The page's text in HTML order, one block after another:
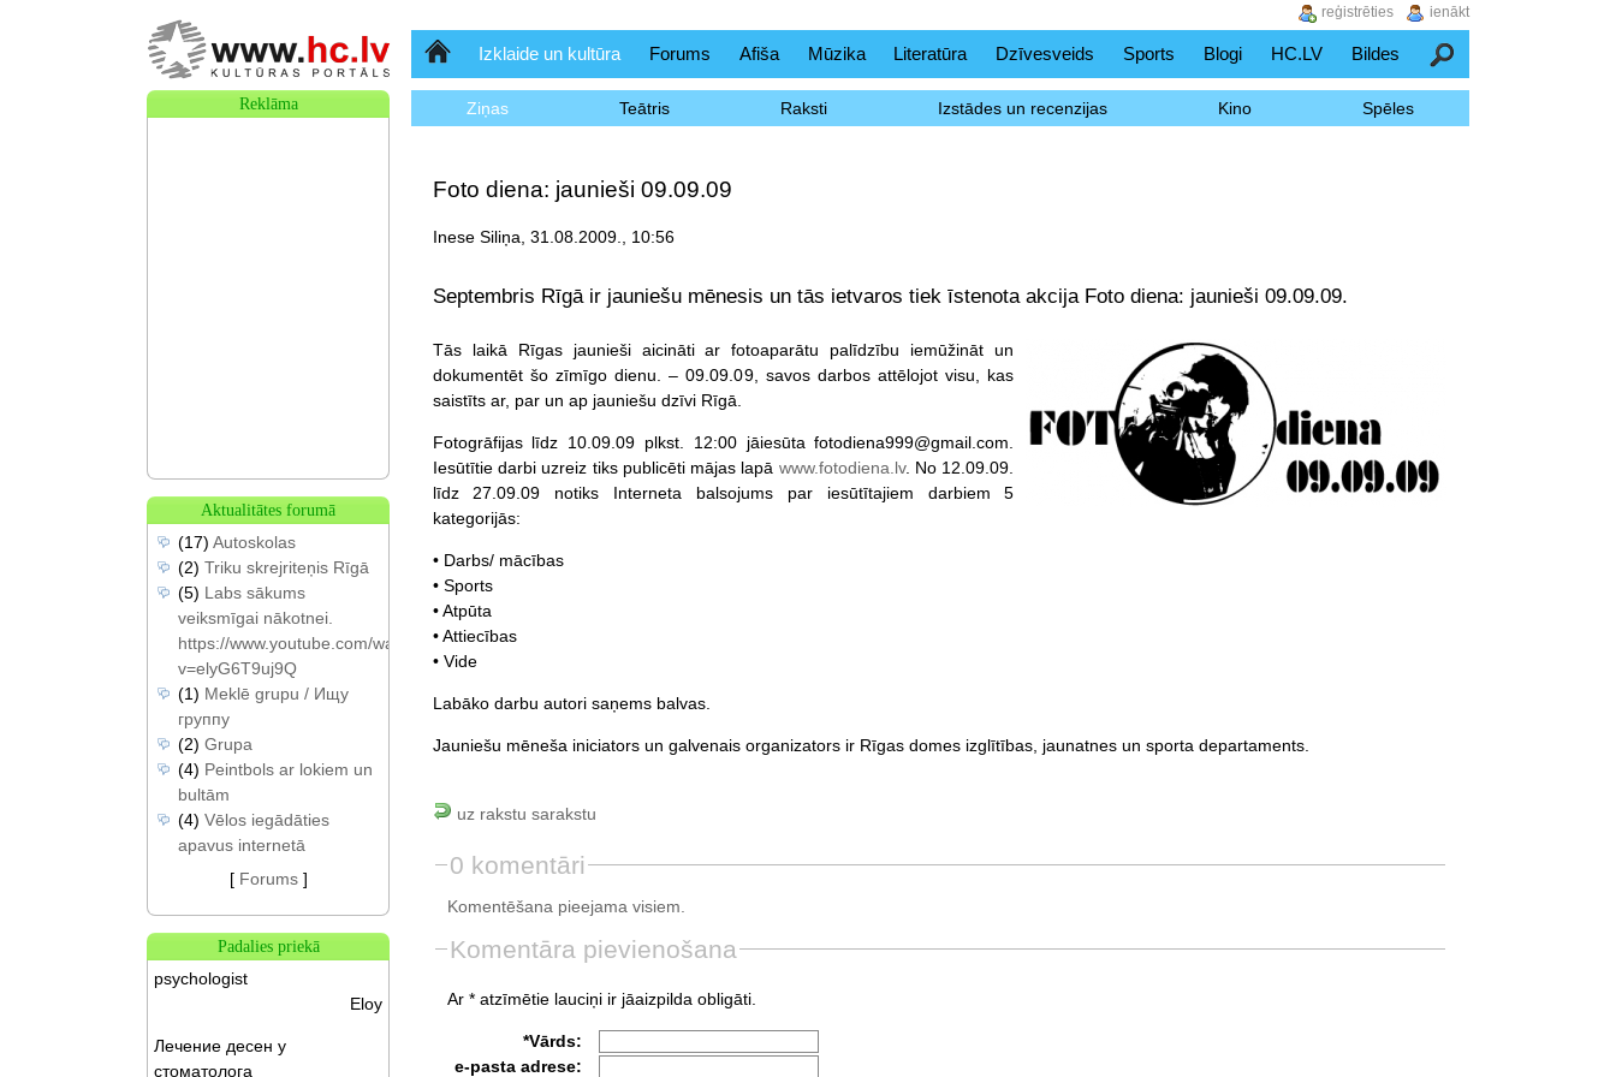
SākumlapaIzklaide un kultūra Forums Afiša Mūzika Literatūra Dzīvesveids Sports Blogi HC.LV Bildes Meklēšana
Ziņas Teātris Raksti Izstādes un recenzijas Kino Spēles
Foto diena: jaunieši 09.09.09
Inese Siliņa, 31.08.2009., 10:56
Septembris Rīgā ir jauniešu mēnesis un tās ietvaros tiek īstenota akcija Foto diena: jaunieši 09.09.09.
Tās laikā Rīgas jaunieši aicināti ar fotoaparātu palīdzību iemūžināt un
dokumentēt šo zīmīgo dienu. – 09.09.09, savos darbos attēlojot visu, kas
saistīts ar, par un ap jauniešu dzīvi Rīgā.
Fotogrāfijas līdz 10.09.09 plkst. 12:00 jāiesūta fotodiena999@gmail.com.
Iesūtītie darbi uzreiz tiks publicēti mājas lapā www.fotodiena.lv. No 12.09.09.
līdz 27.09.09 notiks Interneta balsojums par iesūtītajiem darbiem 5
kategorijās:
• Darbs/ mācības
• Sports
• Atpūta
• Attiecības
• Vide
Labāko darbu autori saņems balvas.
Jauniešu mēneša iniciators un galvenais organizators ir Rīgas domes izglītības, jaunatnes un sporta departaments.
uz rakstu sarakstu
0 komentāri
Komentēšana pieejama visiem.
Komentāra pievienošana
Ar * atzīmētie lauciņi ir jāaizpilda obligāti.
*Vārds:
e-pasta adrese:
Reklāma
Aktualitātes forumā
(17) Autoskolas
(2) Triku skrejriteņis Rīgā
(5) Labs sākums
veiksmīgai nākotnei.
https://www.youtube.com/watch?
v=elyG6T9uj9Q
(1) Meklē grupu / Ищу
группу
(2) Grupa
(4) Peintbols ar lokiem un
bultām
(4) Vēlos iegādāties
apavus internetā
[ Forums]
Padalies priekā
psychologist
Eloy
Лечение десен у
стоматолога
ienākt
reģistrēties